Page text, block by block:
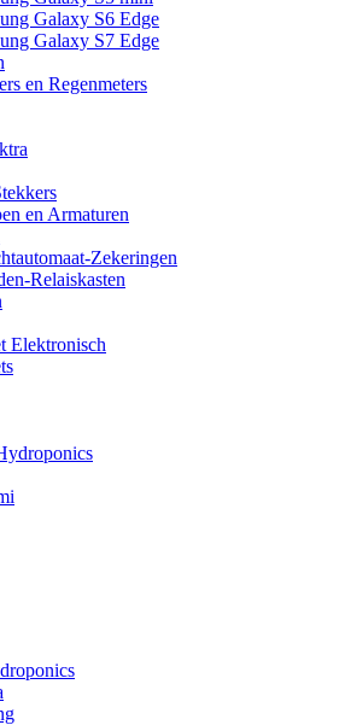
Galaxy S6 Edge
Galaxy S7 Edge
en Regenmeters
en Armaturen
Zekeringen
Relaiskasten
Elektronisch